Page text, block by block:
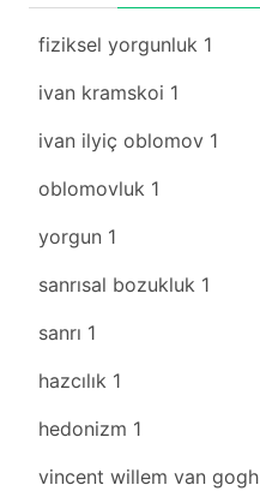
fiziksel yorgunluk 1
ivan kramskoi 1
ivan ilyiç oblomov 1
oblomovluk 1
yorgun 1
sanrısal bozukluk 1
sanrı 1
hazcılık 1
hedonizm 1
vincent willem van gogh